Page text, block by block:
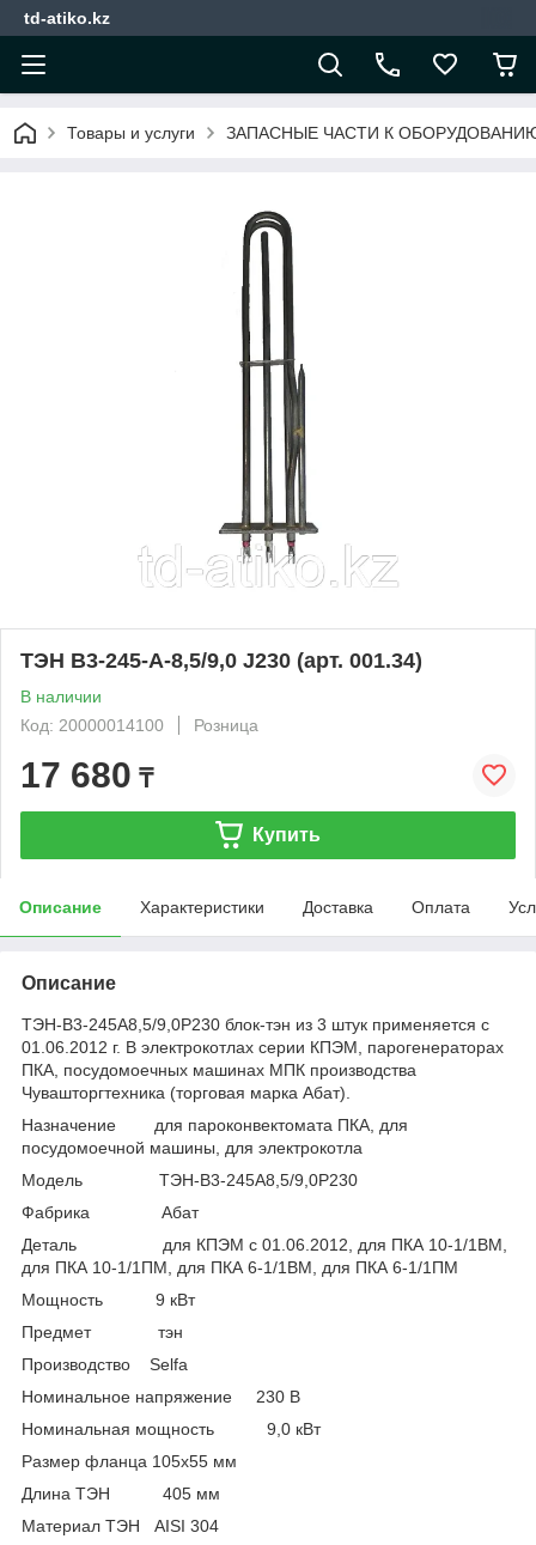
td-atiko.kz
Товары и услуги ЗАПАСНЫЕ ЧАСТИ К
ТЭН В3-245-А-8,5/9,0 J230 (арт. 001.34)
В наличии
Код: 20000014100
Розница
17 680 ₸
Купить
Описание Характеристики Доставка Оплата
Описание
ТЭН-В3-245А8,5/9,0Р230 блок-тэн из 3 штук применяется с
01.06.2012 г. В электрокотлах серии КПЭМ, парогенераторах
ПКА, посудомоечных машинах МПК производства
Чувашторгтехника (торговая марка Абат).
Назначение для пароконвектомата ПКА, для
посудомоечной машины, для электрокотла
Модель ТЭН-В3-245А8,5/9,0Р230
Фабрика Абат
Деталь для КПЭМ с 01.06.2012, для ПКА 10-1/1ВМ,
для ПКА 10-1/1ПМ, для ПКА 6-1/1ВМ, для ПКА 6-1/1ПМ
Мощность 9 кВт
Предмет тэн
Производство Selfa
Номинальное напряжение 230 В
Номинальная мощность 9,0 кВт
Размер фланца 105х55 мм
Длина ТЭН 405 мм
Материал ТЭН AISI 304